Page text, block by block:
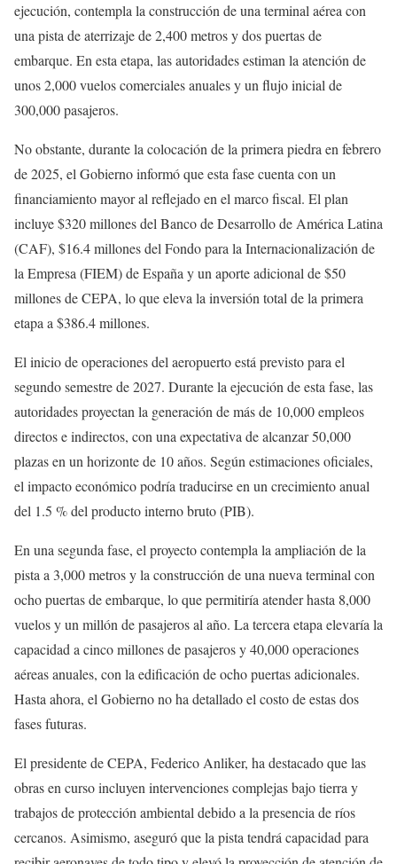
ejecución, contempla la construcción de una terminal aérea con
una pista de aterrizaje de 2,400 metros y dos puertas de
embarque. En esta etapa, las autoridades estiman la atención de
unos 2,000 vuelos comerciales anuales y un flujo inicial de
300,000 pasajeros.
No obstante, durante la colocación de la primera piedra en febrero
de 2025, el Gobierno informó que esta fase cuenta con un
financiamiento mayor al reflejado en el marco fiscal. El plan
incluye $320 millones del Banco de Desarrollo de América Latina
(CAF), $16.4 millones del Fondo para la Internacionalización de
la Empresa (FIEM) de España y un aporte adicional de $50
millones de CEPA, lo que eleva la inversión total de la primera
etapa a $386.4 millones.
El inicio de operaciones del aeropuerto está previsto para el
segundo semestre de 2027. Durante la ejecución de esta fase, las
autoridades proyectan la generación de más de 10,000 empleos
directos e indirectos, con una expectativa de alcanzar 50,000
plazas en un horizonte de 10 años. Según estimaciones oficiales,
el impacto económico podría traducirse en un crecimiento anual
del 1.5 % del producto interno bruto (PIB).
En una segunda fase, el proyecto contempla la ampliación de la
pista a 3,000 metros y la construcción de una nueva terminal con
ocho puertas de embarque, lo que permitiría atender hasta 8,000
vuelos y un millón de pasajeros al año. La tercera etapa elevaría la
capacidad a cinco millones de pasajeros y 40,000 operaciones
aéreas anuales, con la edificación de ocho puertas adicionales.
Hasta ahora, el Gobierno no ha detallado el costo de estas dos
fases futuras.
El presidente de CEPA, Federico Anliker, ha destacado que las
obras en curso incluyen intervenciones complejas bajo tierra y
trabajos de protección ambiental debido a la presencia de ríos
cercanos. Asimismo, aseguró que la pista tendrá capacidad para